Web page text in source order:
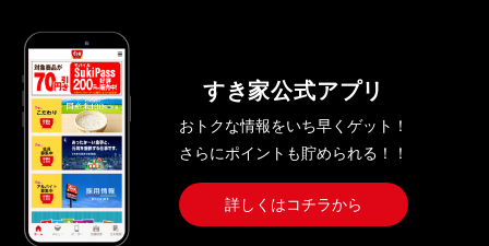
すき家公式アプリ
おトクな情報をいち早くゲット！
さらにポイントも貯められる！！
詳しくはコチラから